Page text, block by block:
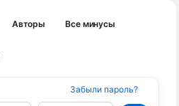
Авторы Все минусы
Забыли пароль?